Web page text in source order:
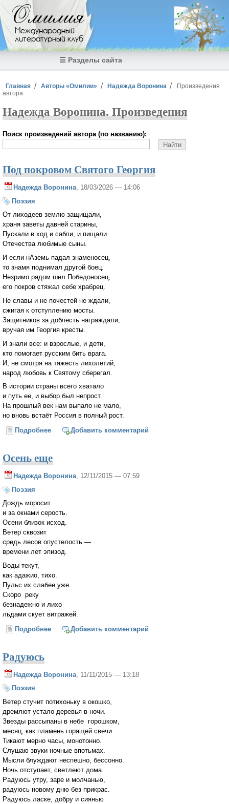
Перейти к основному содержанию
Омилия
Международный
литературный клуб
☰ Разделы сайта
Вы здесь
Главная Авторы «Омилии» Надежда Воронина
Произведения
автора
Надежда Воронина. Произведения
Поиск произведений автора (по названию):
Под покровом Святого Георгия
Надежда Воронина , 18/03/2026 — 14:06
Поэзия
От лиходеев землю защищали,
храня заветы давней старины,
Пускали в ход и сабли, и пищали
Отечества любимые сыны.
И если нАземь падал знаменосец,
то знамя поднимал другой боец.
Незримо рядом шел Победоносец,
его покров стяжал себе храбрец.
Не славы и не почестей не ждали,
сжигая к отступлению мосты.
Защитников за доблесть награждали,
вручая им Георгия кресты.
И знали все: и взрослые, и дети,
кто помогает русским бить врага.
И, не смотря на тяжесть лихолетий,
народ любовь к Святому сберегал.
В истории страны всего хватало
и путь ее, и выбор был непрост.
На прошлый век нам выпало не мало,
но вновь встаёт Россия в полный рост.
Подробнее о Под покровом Святого Георгия
Добавить комментарий
Осень еще
Надежда Воронина , 12/11/2015 — 07:59
Поэзия
Дождь моросит
и за окнами серость.
Осени близок исход.
Ветер сквозит
средь лесов опустелость —
времени лет эпизод.
Воды текут,
как адажио, тихо.
Пульс их слабее уже.
Скоро реку
безнадежно и лихо
льдами скует витражей.
Подробнее о Осень еще
Добавить комментарий
Радуюсь
Надежда Воронина , 11/11/2015 — 13:18
Поэзия
Ветер стучит потихоньку в окошко,
дремлют устало деревья в ночи.
Звезды рассыпаны в небе горошком,
месяц, как пламень горящей свечи.
Тикают мерно часы, монотонно.
Слушаю звуки ночные впотьмах.
Мысли блуждают неспешно, бессонно.
Ночь отступает, светлеют дома.
Радуюсь утру, заре и молчанью,
радуюсь новому дню без прикрас.
Радуюсь ласке, добру и сиянью